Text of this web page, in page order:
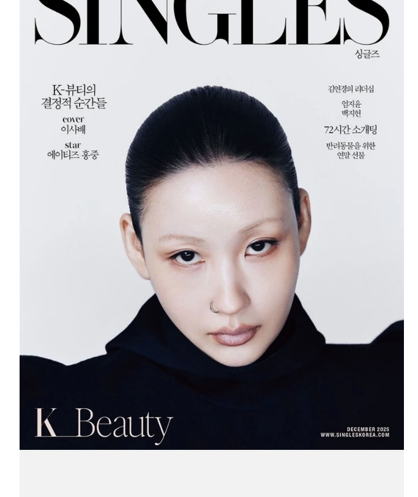
(Korea)
Magazine
#December